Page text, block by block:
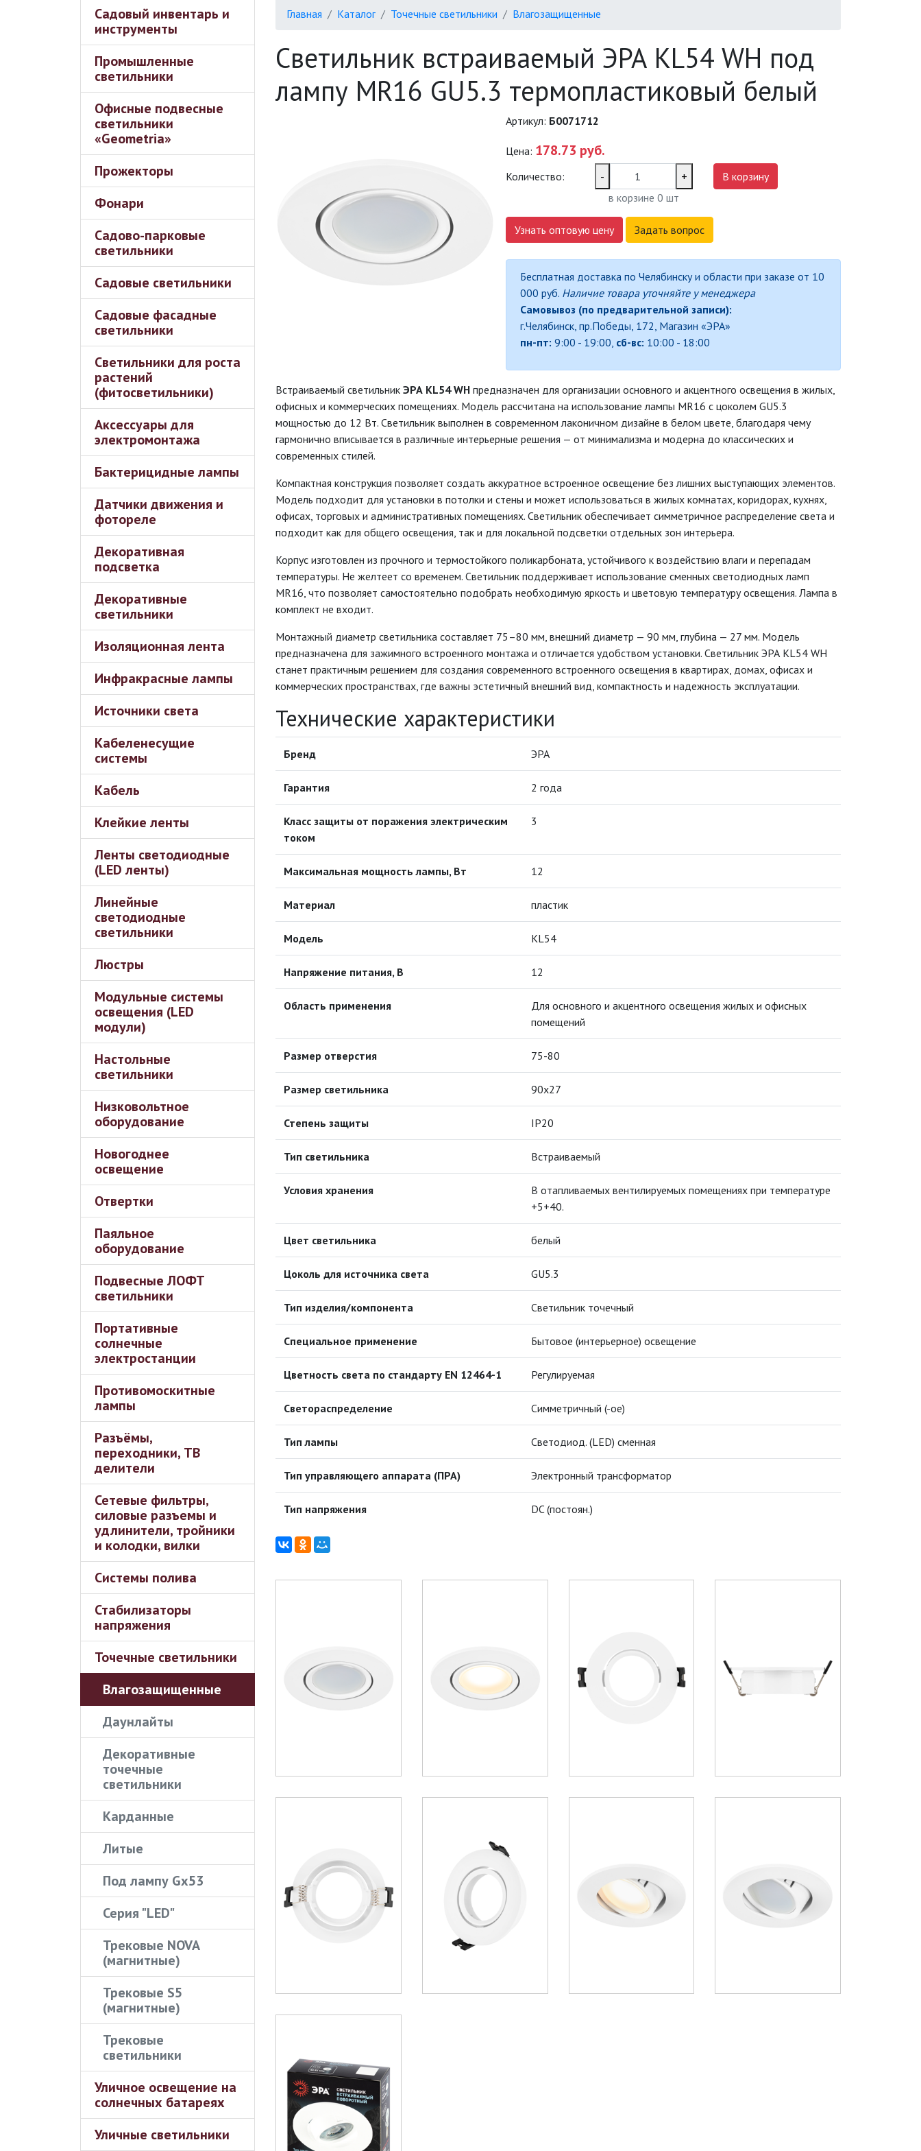
Садовый инвентарь и
инструменты
Промышленные
светильники
Офисные подвесные
светильники
«Geometria»
Прожекторы
Фонари
Садово-парковые
светильники
Садовые светильники
Садовые фасадные
светильники
Светильники для роста
растений
(фитосветильники)
Аксессуары для
электромонтажа
Бактерицидные лампы
Датчики движения и
фотореле
Декоративная
подсветка
Декоративные
светильники
Изоляционная лента
Инфракрасные лампы
Источники света
Кабеленесущие
системы
Кабель
Клейкие ленты
Ленты светодиодные
(LED ленты)
Линейные
светодиодные
светильники
Люстры
Модульные системы
освещения (LED
модули)
Настольные
светильники
Низковольтное
оборудование
Новогоднее
освещение
Отвертки
Паяльное
оборудование
Подвесные ЛОФТ
светильники
Портативные
солнечные
электростанции
Противомоскитные
лампы
Разъёмы,
переходники, ТВ
делители
Сетевые фильтры,
силовые разъемы и
удлинители, тройники
и колодки, вилки
Системы полива
Стабилизаторы
напряжения
Точечные светильники
Влагозащищенные
Даунлайты
Декоративные
точечные
светильники
Карданные
Литые
Под лампу Gx53
Серия "LED"
Трековые NOVA
(магнитные)
Трековые S5
(магнитные)
Трековые
светильники
Уличное освещение на
солнечных батареях
Уличные светильники
Главная Каталог Точечные светильники Влагозащищенные
Светильник встраиваемый ЭРА KL54 WH под
лампу MR16 GU5.3 термопластиковый белый
Артикул: Б0071712
Цена: 178.73 руб.
Количество: -
+
в корзине 0 шт
В корзину
Узнать оптовую цену Задать вопрос
Бесплатная доставка по Челябинску и области при заказе от 10
000 руб. Наличие товара уточняйте у менеджера
Самовывоз (по предварительной записи):
г.Челябинск, пр.Победы, 172, Магазин «ЭРА»
пн-пт: 9:00 - 19:00, сб-вс: 10:00 - 18:00
Встраиваемый светильник ЭРА KL54 WH предназначен для организации основного и акцентного освещения в жилых,
офисных и коммерческих помещениях. Модель рассчитана на использование лампы MR16 с цоколем GU5.3
мощностью до 12 Вт. Светильник выполнен в современном лаконичном дизайне в белом цвете, благодаря чему
гармонично вписывается в различные интерьерные решения — от минимализма и модерна до классических и
современных стилей.
Компактная конструкция позволяет создать аккуратное встроенное освещение без лишних выступающих элементов.
Модель подходит для установки в потолки и стены и может использоваться в жилых комнатах, коридорах, кухнях,
офисах, торговых и административных помещениях. Светильник обеспечивает симметричное распределение света и
подходит как для общего освещения, так и для локальной подсветки отдельных зон интерьера.
Корпус изготовлен из прочного и термостойкого поликарбоната, устойчивого к воздействию влаги и перепадам
температуры. Не желтеет со временем. Светильник поддерживает использование сменных светодиодных ламп
MR16, что позволяет самостоятельно подобрать необходимую яркость и цветовую температуру освещения. Лампа в
комплект не входит.
Монтажный диаметр светильника составляет 75–80 мм, внешний диаметр — 90 мм, глубина — 27 мм. Модель
предназначена для зажимного встроенного монтажа и отличается удобством установки. Светильник ЭРА KL54 WH
станет практичным решением для создания современного встроенного освещения в квартирах, домах, офисах и
коммерческих пространствах, где важны эстетичный внешний вид, компактность и надежность эксплуатации.
Технические характеристики
Бренд ЭРА
Гарантия 2 года
Класс защиты от поражения электрическим
током
3
Максимальная мощность лампы, Вт 12
Материал пластик
Модель KL54
Напряжение питания, В 12
Область применения
Для основного и акцентного освещения жилых и офисных
помещений
Размер отверстия 75-80
Размер светильника 90x27
Степень защиты IP20
Тип светильника Встраиваемый
Условия хранения
В отапливаемых вентилируемых помещениях при температуре
+5+40.
Цвет светильника белый
Цоколь для источника света GU5.3
Тип изделия/компонента Светильник точечный
Специальное применение Бытовое (интерьерное) освещение
Цветность света по стандарту EN 12464-1 Регулируемая
Светораспределение Симметричный (-ое)
Тип лампы Светодиод. (LED) сменная
Тип управляющего аппарата (ПРА) Электронный трансформатор
Тип напряжения DC (постоян.)